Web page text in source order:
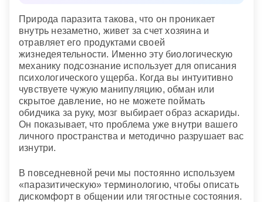
Сонник «Гороскопы 365»
Природа паразита такова, что он проникает
внутрь незаметно, живет за счет хозяина и
отравляет его продуктами своей
жизнедеятельности. Именно эту биологическую
механику подсознание использует для описания
психологического ущерба. Когда вы интуитивно
чувствуете чужую манипуляцию, обман или
скрытое давление, но не можете поймать
обидчика за руку, мозг выбирает образ аскариды.
Он показывает, что проблема уже внутри вашего
личного пространства и методично разрушает вас
изнутри.
В повседневной речи мы постоянно используем
«паразитическую» терминологию, чтобы описать
дискомфорт в общении или тягостные состояния.